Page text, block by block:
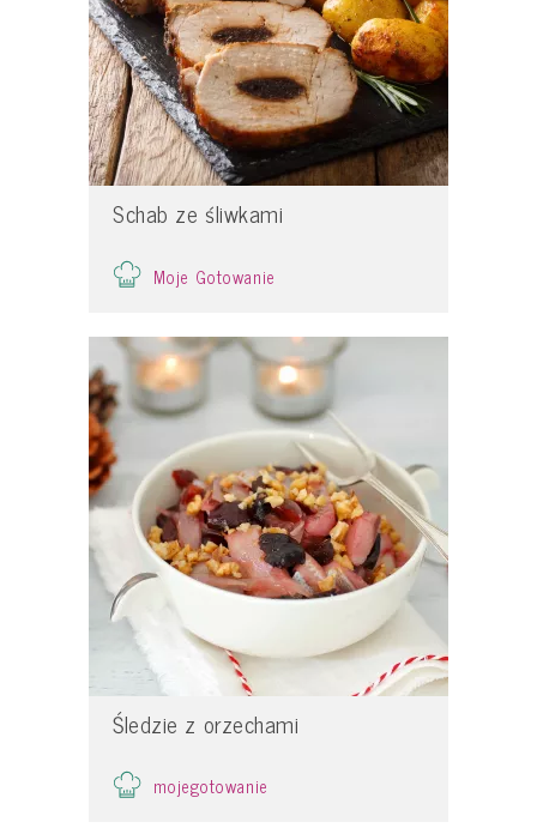
Schab ze śliwkami
Moje Gotowanie
Śledzie z orzechami
mojegotowanie